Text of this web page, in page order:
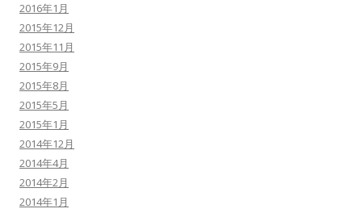
2016年1月
2015年12月
2015年11月
2015年9月
2015年8月
2015年5月
2015年1月
2014年12月
2014年4月
2014年2月
2014年1月